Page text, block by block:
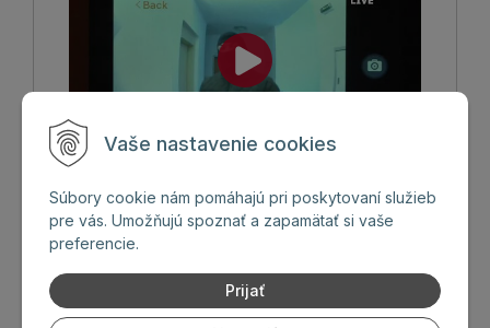
Vaše nastavenie cookies
Súbory cookie nám pomáhajú pri poskytovaní služieb
pre vás. Umožňujú spoznať a zapamätať si vaše
preferencie.
Prijať
Vchodové inteligentné dvere